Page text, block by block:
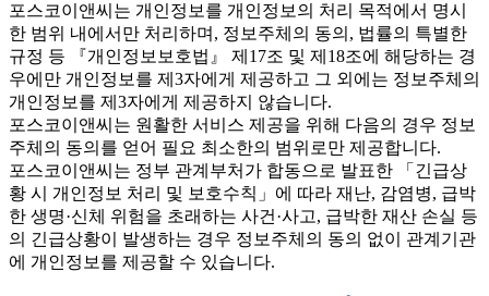
포스코이앤씨는 개인정보를 개인정보의 처리 목적에서 명시
한 범위 내에서만 처리하며, 정보주체의 동의, 법률의 특별한
규정 등 『개인정보보호법』 제17조 및 제18조에 해당하는 경
우에만 개인정보를 제3자에게 제공하고 그 외에는 정보주체의
개인정보를 제3자에게 제공하지 않습니다.
포스코이앤씨는 원활한 서비스 제공을 위해 다음의 경우 정보
주체의 동의를 얻어 필요 최소한의 범위로만 제공합니다.
포스코이앤씨는 정부 관계부처가 합동으로 발표한 「긴급상
황 시 개인정보 처리 및 보호수칙」에 따라 재난, 감염병, 급박
한 생명·신체 위험을 초래하는 사건·사고, 급박한 재산 손실 등
의 긴급상황이 발생하는 경우 정보주체의 동의 없이 관계기관
에 개인정보를 제공할 수 있습니다.